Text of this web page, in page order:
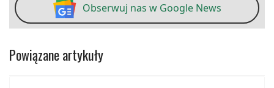
Obserwuj nas w Google News
Powiązane artykuły